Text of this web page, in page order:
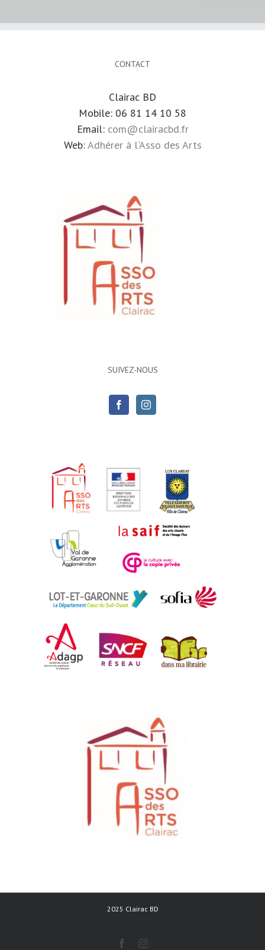
CONTACT
Clairac BD
Mobile: 06 81 14 10 58
Email: com@clairacbd.fr
Web:Adhérer à l'Asso des Arts
SUIVEZ-NOUS
2025 Clairac BD
facebookinstagram